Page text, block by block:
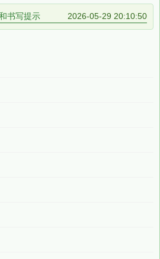
书写提示 2026-05-29 20:10:50